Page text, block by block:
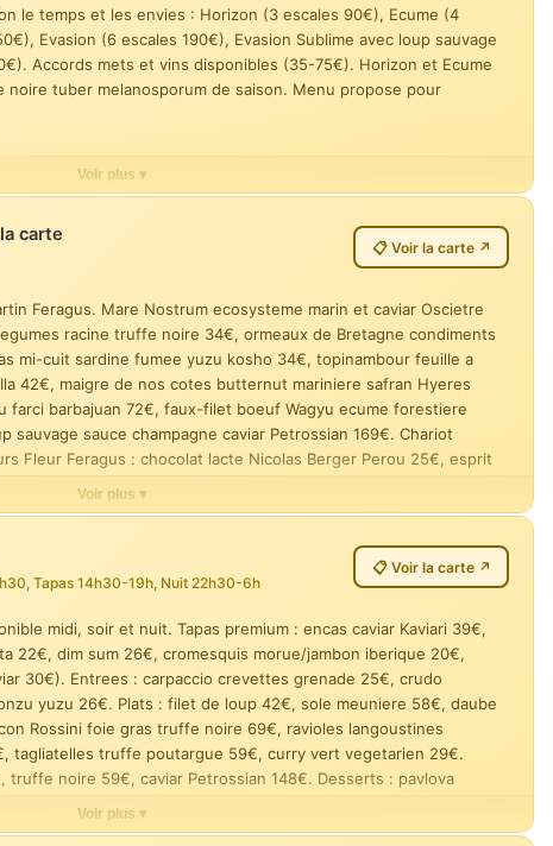
le temps et les envies : Horizon (3 escales 90€), Ecume (4
Evasion (6 escales 190€), Evasion Sublime avec loup sauvage
Accords mets et vins disponibles (35-75€). Horizon et Ecume
tuber melanosporum de saison. Menu propose pour
Horizon — accord mets & vins
Immersion — accord mets & vins
— accord mets & vins
€
Evasion Sublime — 6 escales avec
loup sauvage et caviar Petrossian
15g
240 €
Menu enfant (10 ans)
€
Voir plus ▾
carte
📋 Voir la carte ↗
Feragus. Mare Nostrum ecosysteme marin et caviar Oscietre
racine truffe noire 34€, ormeaux de Bretagne condiments
mi-cuit sardine fumee yuzu kosho 34€, topinambour feuille a
42€, maigre de nos cotes butternut mariniere safran Hyeres
farci barbajuan 72€, faux-filet boeuf Wagyu ecume forestiere
sauvage sauce champagne caviar Petrossian 169€. Chariot
Fleur Feragus : chocolat lacte Nicolas Berger Perou 25€, esprit
noire, creme d'Isigny fumee,
34 €
Ormeaux de Bretagne —
condiments au bois de cerisier,
49 €
en feuille a feuille —
truffe noire, note tourbee
Caol Ila 12 ans
€
Maigre de nos cotes — butternut,
graines de courge, mariniere
coquillages safran de Hyeres
58 €
filet de boeuf Wagyu — Nouvelle Signature — loup
Voir plus ▾
Tapas 14h30-19h, Nuit 22h30-6h
📋 Voir la carte ↗
midi, soir et nuit. Tapas premium : encas caviar Kaviari 39€,
22€, dim sum 26€, cromesquis morue/jambon iberique 20€,
30€). Entrees : carpaccio crevettes grenade 25€, crudo
yuzu 26€. Plats : filet de loup 42€, sole meuniere 58€, daube
Rossini foie gras truffe noire 69€, ravioles langoustines
tagliatelles truffe poutargue 59€, curry vert vegetarien 29€.
truffe noire 59€, caviar Petrossian 148€. Desserts : pavlova
fruits.
Voir plus ▾